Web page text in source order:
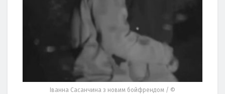
Іванна Сасанчина з новим бойфрендом / ©